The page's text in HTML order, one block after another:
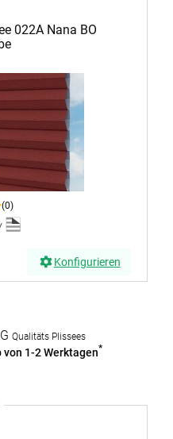
022A Nana BO
(0)
Konfigurieren
Qualitäts Plissees
1-2 Werktagen*